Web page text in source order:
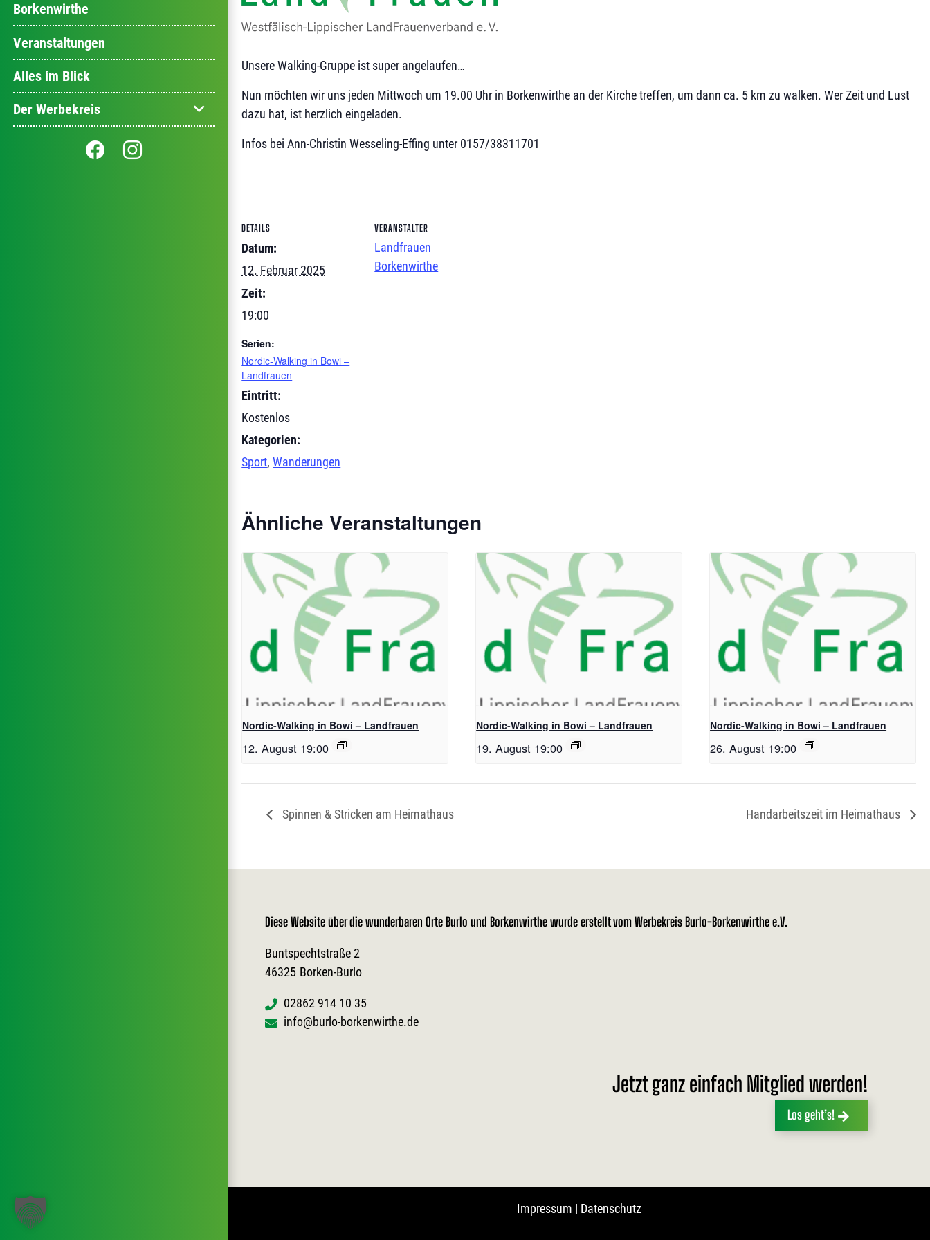
Borkenwirthe
Veranstaltungen
Alles im Blick
Der Werbekreis
Unsere Walking-Gruppe ist super angelaufen…
Nun möchten wir uns jeden Mittwoch um 19.00 Uhr in Borkenwirthe an der Kirche treffen, um dann ca. 5 km zu walken. Wer Zeit und Lust
dazu hat, ist herzlich eingeladen.
Infos bei Ann-Christin Wesseling-Effing unter 0157/38311701
DETAILS
Datum:
12. Februar 2025
Zeit:
19:00
Serien:
Nordic-Walking in Bowi –
Landfrauen
Eintritt:
Kostenlos
Kategorien:
Sport,Wanderungen
VERANSTALTER
Landfrauen
Borkenwirthe
Ähnliche Veranstaltungen
Nordic-Walking in Bowi – Landfrauen
12. August 19:00
Nordic-Walking in Bowi – Landfrauen
19. August 19:00
Nordic-Walking in Bowi – Landfrauen
26. August 19:00
Spinnen & Stricken am Heimathaus Handarbeitszeit im Heimathaus
Diese Website über die wunderbaren Orte Burlo und Borkenwirthe wurde erstellt vom Werbekreis Burlo-Borkenwirthe e.V.
Buntspechtstraße 2
46325 Borken-Burlo
02862 914 10 35
info@burlo-borkenwirthe.de
Jetzt ganz einfach Mitglied werden!
Los geht’s!
Impressum | Datenschutz